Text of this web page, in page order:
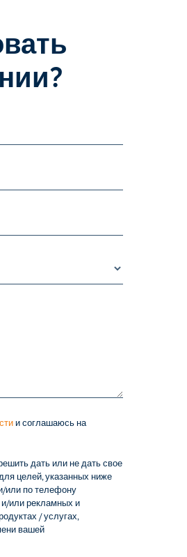
и соглашаюсь на
дать или не дать свое
целей, указанных ниже
или по телефону
или рекламных и
/ услугах,
вашей